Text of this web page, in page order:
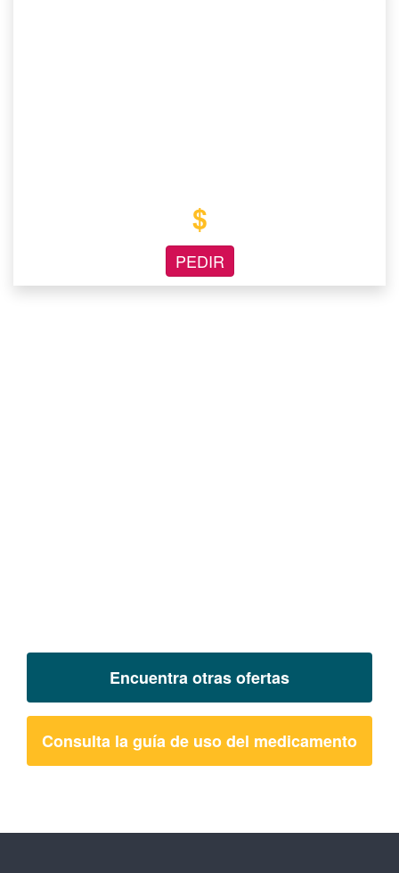
$
PEDIR
Encuentra otras ofertas
Consulta la guía de uso del medicamento